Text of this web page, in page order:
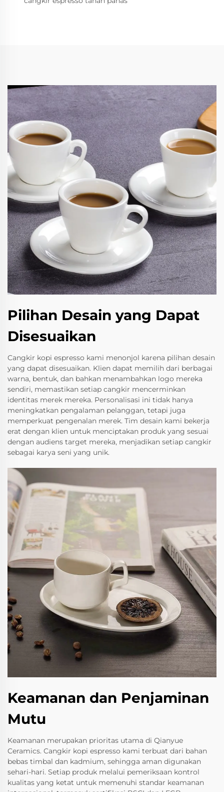
Pilihan Desain yang Dapat
Disesuaikan
Cangkir kopi espresso kami menonjol karena pilihan desain
yang dapat disesuaikan. Klien dapat memilih dari berbagai
warna, bentuk, dan bahkan menambahkan logo mereka
sendiri, memastikan setiap cangkir mencerminkan
identitas merek mereka. Personalisasi ini tidak hanya
meningkatkan pengalaman pelanggan, tetapi juga
memperkuat pengenalan merek. Tim desain kami bekerja
erat dengan klien untuk menciptakan produk yang sesuai
dengan audiens target mereka, menjadikan setiap cangkir
sebagai karya seni yang unik.
Keamanan dan Penjaminan
Mutu
Keamanan merupakan prioritas utama di Qianyue
Ceramics. Cangkir kopi espresso kami terbuat dari bahan
bebas timbal dan kadmium, sehingga aman digunakan
sehari-hari. Setiap produk melalui pemeriksaan kontrol
kualitas yang ketat untuk memenuhi standar keamanan